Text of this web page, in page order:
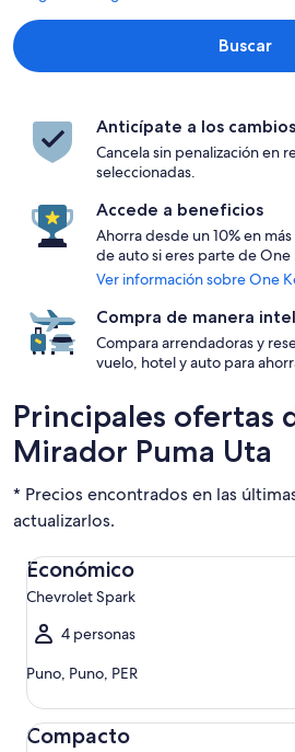
Buscar
Anticípate a los
Cancela sin penalización en
seleccionadas.
Accede a beneficios
Ahorra desde un 10% en
de auto si eres parte de One
Ver información sobre One
Compra de manera
Compara arrendadoras y
vuelo, hotel y auto para
Principales ofertas
Mirador Puma Uta
* Precios encontrados en las
actualizarlos.
Económico
Chevrolet Spark
4 personas
Puno, Puno, PER
Económico Chevrolet Spark
Compacto
Compacto Ford Focus